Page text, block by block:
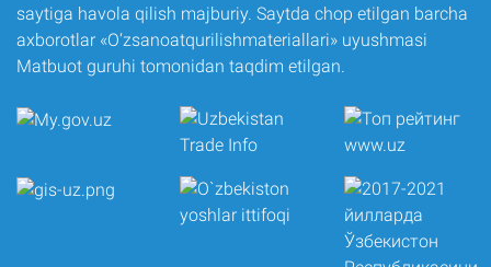
saytiga havola qilish majburiy. Saytda chop etilgan barcha
axborotlar «O‘zsanoatqurilishmateriallari» uyushmasi
Matbuot guruhi tomonidan taqdim etilgan.